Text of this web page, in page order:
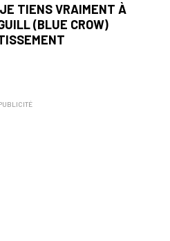
TIENS VRAIMENT À
(BLUE CROW)